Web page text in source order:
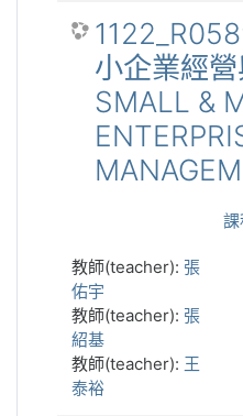
小企業經
SMALL &
教師(teacher): 張
佑宇
教師(teacher): 張
紹基
教師(teacher): 王
泰裕